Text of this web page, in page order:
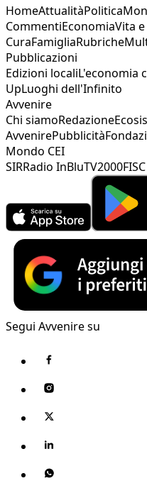
HomeAttualitàPolitica
CommentiEconomiaVita e
CuraFamigliaRubriche
Pubblicazioni
Edizioni localiL'economia
UpLuoghi dell'Infinito
Avvenire
Chi siamoRedazione
AvvenirePubblicità
Mondo CEI
SIRRadio InBluTV2000FISC
Segui Avvenire su